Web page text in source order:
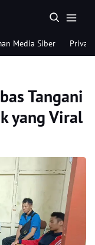
Media Siber
Tangani
yang Viral